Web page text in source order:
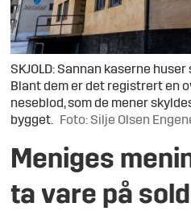
SKJOLD: Sannan kaserne
Blant dem er det registrert en
neseblod, som de mener
bygget. Foto: Silje Olsen
Meniges
ta vare på